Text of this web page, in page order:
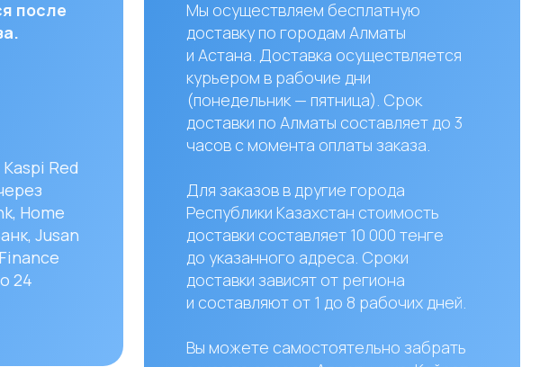
Республики Казахстан стоимость
доставки составляет 10 000 тенге
до указанного адреса. Сроки
доставки зависят от региона
и составляют от 1 до 8 рабочих дней.
Вы можете самостоятельно забрать
заказ по адресу: Алматы, мкр. Кайрат